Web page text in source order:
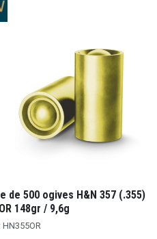
de 500 ogives H&N 357 (.355)
148gr / 9,6g
HN355OR